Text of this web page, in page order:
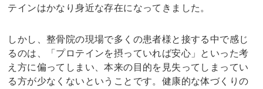
テインはかなり身近な存在になってきました。
しかし、整骨院の現場で多くの患者様と接する中で感じ
るのは、「プロテインを摂っていれば安心」といった考
え方に偏ってしまい、本来の目的を見失ってしまってい
る方が少なくないということです。健康的な体づくりの